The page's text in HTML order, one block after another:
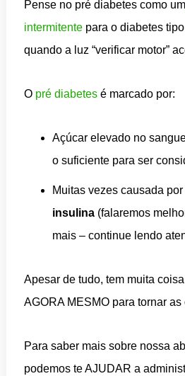
Pense no pré diabetes como um
intermitente para o diabetes
quando a luz “verificar motor”
O pré diabetes é marcado por:
Açúcar elevado no
o suficiente para ser
Muitas vezes causada por
insulina (falaremos
mais – continue lendo
Apesar de tudo, tem muita
AGORA MESMO para tornar
Para saber mais sobre nossa
podemos te AJUDAR a